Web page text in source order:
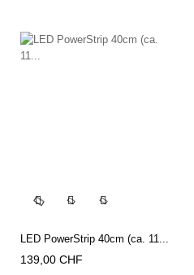
 
LED PowerStrip 40cm (ca. 11...
Preis
139,00 CHF